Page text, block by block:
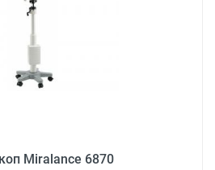
Miralance 6870